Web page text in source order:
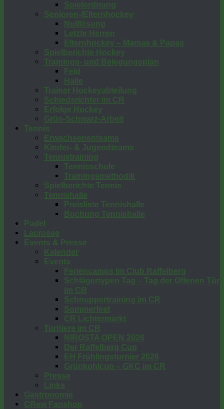
Spielordnung
Senioren-/Elternhockey
Nulllösung
Letzte Herren
Elternhockey – Mamas & Papas
Spielberichte Hockey
Trainings- und Belegungsplan
Feld
Halle
Trainer Hockeyabteilung
Schiedsrichter im CR
Erfolge Hockey
Grün-Schwarz-Arbeit
Tennis
Erwachsenenteams
Kinder- & Jugendteams
Tennistraining
Tennisschule
Trainingsmethodik
Spielberichte Tennis
Tennishalle
Preisliste Tennishalle
Buchung Tennishalle
Padel
Lacrosse
Events & Presse
Kalender
Events
Feriencamps im Club Raffelberg
Schlägertypen Tag – Tag der Offenen Tür
im CR
Schnuppertraining im CR
Sommerfest
CR Lichtermarkt
Turniere im CR
NIROSTA OPEN 2026
Der Raffelberg Cup
EH Frühlingsturnier 2026
Grünkohlcup – GKC im CR
Presse
Links
Gastronomie
CRew Fanshop